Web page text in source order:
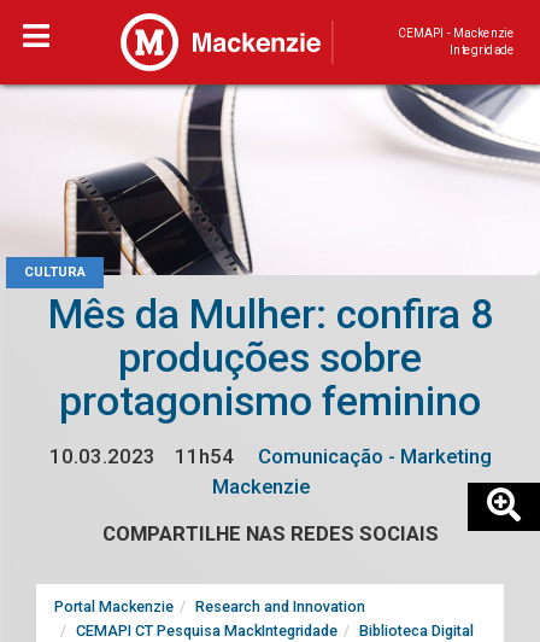
CEMAPI - Mackenzie
Integridade
CULTURA
Mês da Mulher: confira 8
produções sobre
protagonismo feminino
10.03.2023 11h54
Comunicação - Marketing
Mackenzie
COMPARTILHE NAS REDES SOCIAIS
Portal Mackenzie
Research and Innovation
CEMAPI CT Pesquisa MackIntegridade
Biblioteca Digital